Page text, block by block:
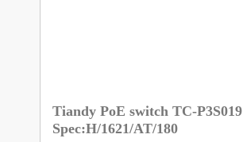
Tiandy PoE switch TC-P3S019
Spec:H/1621/AT/180